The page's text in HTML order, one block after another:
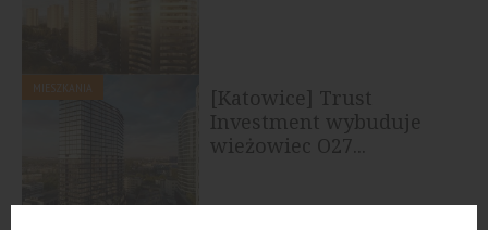
[Katowice] Trust
Investment wybuduje
wieżowiec O27...